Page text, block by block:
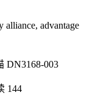
advantage
144